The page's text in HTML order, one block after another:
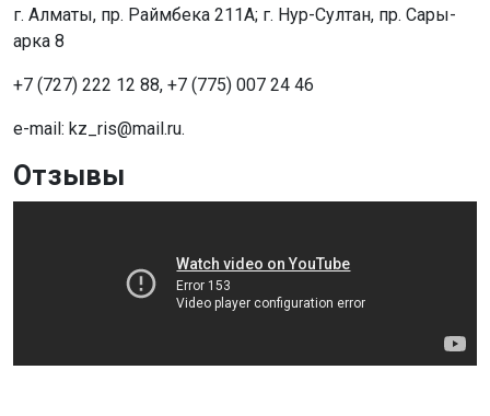
г. Алматы, пр. Раймбека 211A; г. Нур-Султан, пр. Сары-
арка 8
+7 (727) 222 12 88, +7 (775) 007 24 46
e-mail: kz_ris@mail.ru.
Отзывы